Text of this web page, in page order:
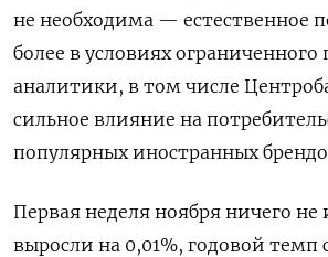
не необходима — естественное
более в условиях
аналитики, в том числе
сильное влияние на
популярных иностранных
Первая неделя ноября ничего
выросли на 0,01%, годовой темп